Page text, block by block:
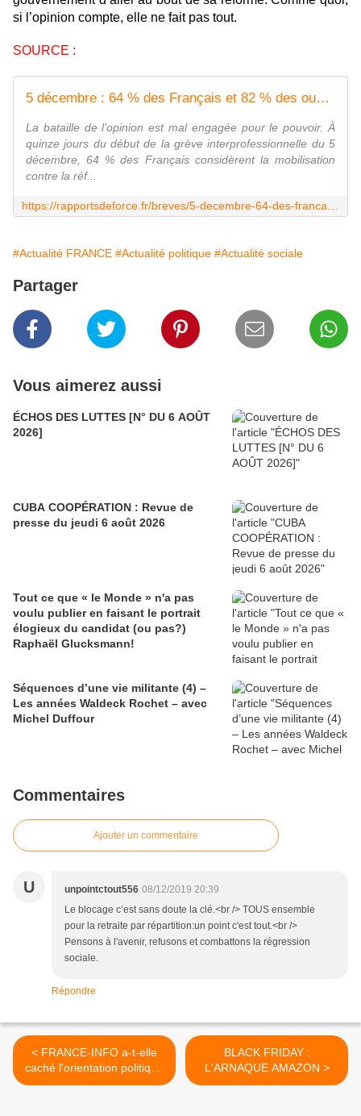
si l’opinion compte, elle ne fait pas tout.
SOURCE :
5 décembre : 64 % des Français et 82 % des ouvriers jugent la grève justifiée - Rapports de Force
La bataille de l'opinion est mal engagée pour le pouvoir. À
quinze jours du début de la grève interprofessionnelle du 5
décembre, 64 % des Français considèrent la mobilisation
contre la réf...
#Actualité FRANCE #Actualité politique #Actualité sociale
Partager
Vous aimerez aussi
ÉCHOS DES LUTTES [N° DU 6 AOÛT
2026]
CUBA COOPÉRATION : Revue de
presse du jeudi 6 août 2026
Tout ce que « le Monde » n'a pas
voulu publier en faisant le portrait
élogieux du candidat (ou pas?)
Raphaël Glucksmann!
Séquences d’une vie militante (4) –
Les années Waldeck Rochet – avec
Michel Duffour
Commentaires
Ajouter un commentaire
U unpointctout556 08/12/2019 20:39
Le blocage c’est sans doute la clé.<br /> TOUS ensemble
pour la retraite par répartition:un point c'est tout.<br />
Pensons à l'avenir, refusons et combattons la régression
sociale.
Répondre
< FRANCE-INFO a-t-elle
caché l'orientation politique
d'un plombier interviewé sur
BLACK FRIDAY :
L'ARNAQUE AMAZON >